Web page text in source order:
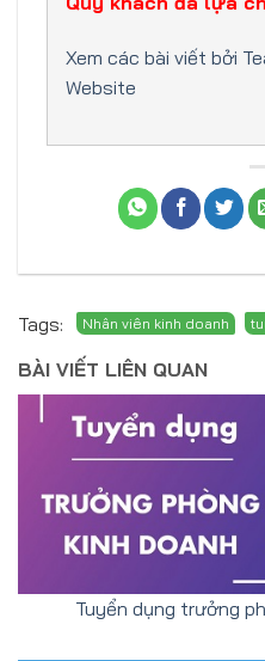
Xem các bài viết bởi
Website
Tags:
BÀI VIẾT LIÊN QUAN
Tuyển dụng trưởng